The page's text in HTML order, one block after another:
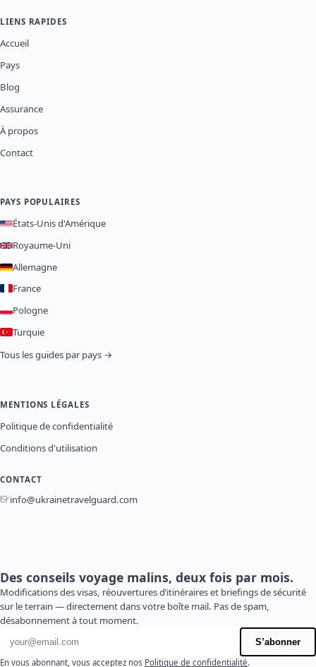
LIENS RAPIDES
Accueil
Pays
Blog
Assurance
À propos
Contact
PAYS POPULAIRES
États-Unis d'Amérique
Royaume-Uni
Allemagne
France
Pologne
Turquie
Tous les guides par pays →
MENTIONS LÉGALES
Politique de confidentialité
Conditions d'utilisation
CONTACT
info@ukrainetravelguard.com
Des conseils voyage malins, deux fois par mois.
Modifications des visas, réouvertures d’itinéraires et briefings de sécurité
sur le terrain — directement dans votre boîte mail. Pas de spam,
désabonnement à tout moment.
Adresse e-mail
S’abonner
En vous abonnant, vous acceptez nos Politique de confidentialité.